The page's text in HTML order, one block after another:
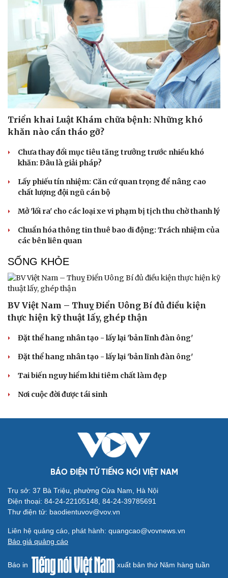
Âm nhạc
Tư vấn
Săn Tour
check-in
Đọc truyện đêm khuya
Cửa sổ tình yêu
Hạt giống tâm hồn
Cải chính
Triển khai Luật Khám chữa bệnh: Những khó
khăn nào cần tháo gỡ?
Chưa thay đổi mục tiêu tăng trưởng trước nhiều khó
khăn: Đâu là giải pháp?
Lấy phiếu tín nhiệm: Căn cứ quan trọng để nâng cao
chất lượng đội ngũ cán bộ
Mở 'lối ra' cho các loại xe vi phạm bị tịch thu chờ thanh lý
Chuẩn hóa thông tin thuê bao di động: Trách nhiệm của
các bên liên quan
SỐNG KHỎE
BV Việt Nam – Thuỵ Điển Uông Bí đủ điều kiện
thực hiện kỹ thuật lấy, ghép thận
Đặt thể hang nhân tạo - lấy lại 'bản lĩnh đàn ông'
Đặt thể hang nhân tạo - lấy lại 'bản lĩnh đàn ông'
Tai biến nguy hiểm khi tiêm chất làm đẹp
Nơi cuộc đời được tái sinh
BÁO ĐIỆN TỬ TIẾNG NÓI VIỆT NAM
Trụ sở: 37 Bà Triệu, phường Cửa Nam, Hà Nội
Điện thoại: 84-24-22105148, 84-24-39785691
Thư điện tử: baodientuvov@vov.vn
Liên hệ quảng cáo, phát hành: quangcao@vovnews.vn
Báo giá quảng cáo
Báo in xuất bản thứ Năm hàng tuần